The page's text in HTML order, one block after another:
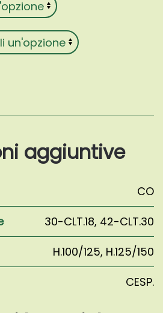
aggiuntive
CO
30-CLT.18, 42-CLT.30
H.100/125, H.125/150
CESP.